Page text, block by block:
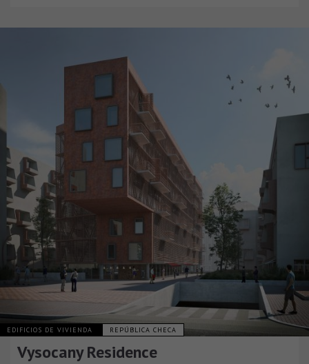
EDIFICIOS DE VIVIENDA REPÚBLICA CHECA
Vysocany Residence